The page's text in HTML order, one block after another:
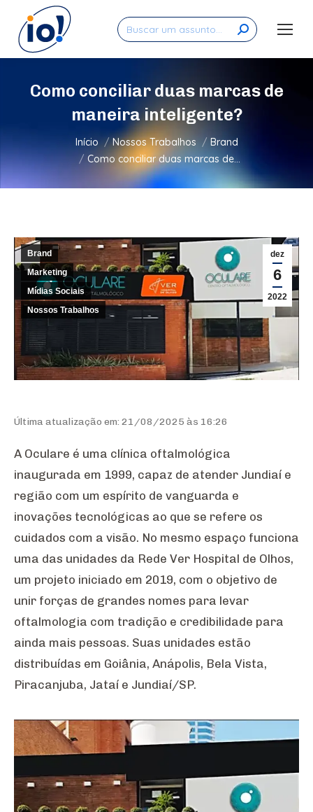
Search:
Como conciliar duas marcas de
maneira inteligente?
Você está aqui:
Início Nossos Trabalhos
Brand
Como conciliar duas marcas de…
dez
6
2022
Brand
Marketing
Mídias Sociais
Nossos Trabalhos
Última atualização em: 21/08/2025 às 16:26
A Oculare é uma clínica oftalmológica
inaugurada em 1999, capaz de atender Jundiaí e
região com um espírito de vanguarda e
inovações tecnológicas ao que se refere os
cuidados com a visão. No mesmo espaço funciona
uma das unidades da Rede Ver Hospital de Olhos,
um projeto iniciado em 2019, com o objetivo de
unir forças de grandes nomes para levar
oftalmologia com tradição e credibilidade para
ainda mais pessoas. Suas unidades estão
distribuídas em Goiânia, Anápolis, Bela Vista,
Piracanjuba, Jataí e Jundiaí/SP.